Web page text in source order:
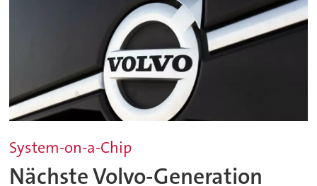
System-on-a-Chip
Nächste Volvo-Generation